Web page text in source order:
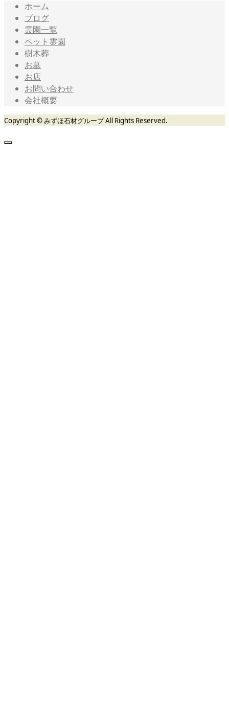
ホーム
ブログ
霊園一覧
ペット霊園
樹木葬
お墓
お店
お問い合わせ
会社概要
Copyright © みずほ石材グループ All Rights Reserved.